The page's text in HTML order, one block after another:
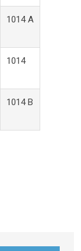
1014 A
1014
1014 B